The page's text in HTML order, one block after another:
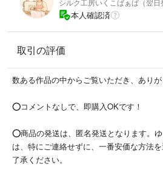
・ペン先抜きは付属いたしません。
ペン先はお手持ちの毛抜き等で引き抜けます
ゆうパケットポスト（匿名配送/ポスト投函
【サイズ】
約19mm
【不具合について】
ですが、ペンとの相性もあり、また素人検
くは反応が良すぎて使いにくいということ
反応が良すぎる場合、ペン先の「お尻側」
シルク工房いくこばぁば（翌日
本人確認済
取引の評価
数ある作品の中からご覧いただき、ありが
⭕️コメントなしで、即購入OKです！
⭕️商品の発送は、匿名発送となります。
は、特にご連絡せずに、一番安価な方法
了承ください。